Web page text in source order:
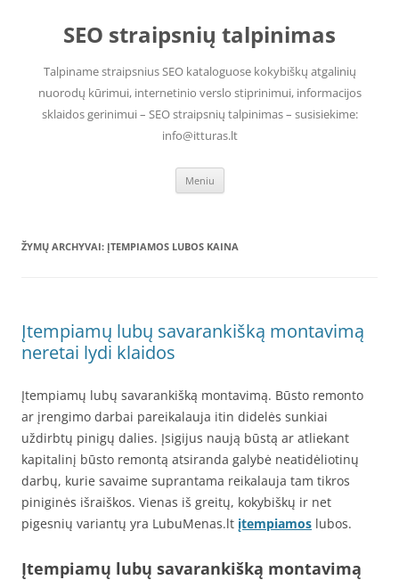
SEO straipsnių talpinimas
Talpiname straipsnius SEO kataloguose kokybiškų atgalinių
nuorodų kūrimui, internetinio verslo stiprinimui, informacijos
sklaidos gerinimui – SEO straipsnių talpinimas – susisiekime:
info@itturas.lt
Meniu
ŽYMŲ ARCHYVAI: ĮTEMPIAMOS LUBOS KAINA
Įtempiamų lubų savarankišką montavimą
neretai lydi klaidos
Įtempiamų lubų savarankišką montavimą. Būsto remonto
ar įrengimo darbai pareikalauja itin didelės sunkiai
uždirbtų pinigų dalies. Įsigijus naują būstą ar atliekant
kapitalinį būsto remontą atsiranda galybė neatidėliotinų
darbų, kurie savaime suprantama reikalauja tam tikros
piniginės išraiškos. Vienas iš greitų, kokybiškų ir net
pigesnių variantų yra LubuMenas.lt įtempiamos lubos.
Įtempiamų lubų savarankišką montavimą